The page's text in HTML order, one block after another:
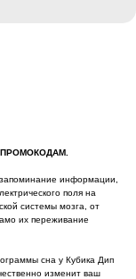
информации,
поля на
системы мозга, от
их переживание
сна у Кубика Дип
изменит ваш